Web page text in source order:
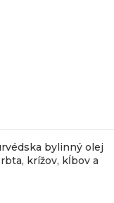
bylinný olej
krížov, kĺbov a